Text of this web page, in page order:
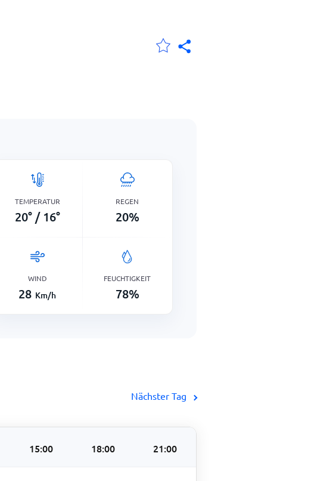
TEMPERATUR
20° / 16°
REGEN
20%
WIND
28 Km/h
FEUCHTIGKEIT
78%
Nächster Tag
15:00 18:00 21:00